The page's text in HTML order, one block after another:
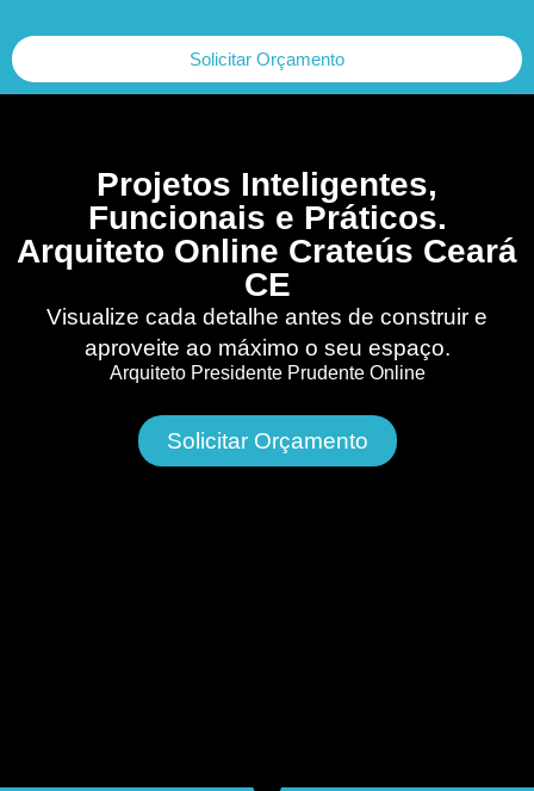
Solicitar Orçamento
Projetos Inteligentes,
Funcionais e Práticos.
Arquiteto Online Crateús Ceará
CE
Visualize cada detalhe antes de construir e
aproveite ao máximo o seu espaço.
Arquiteto Presidente Prudente Online
Solicitar Orçamento